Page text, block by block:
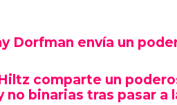
Dorfman envía un
comparte un
no binarias tras pasar a